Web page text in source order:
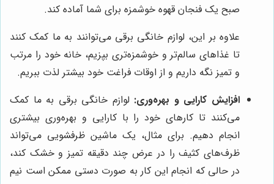
صبح یک فنجان قهوه خوشمزه برای شما آماده کند.
علاوه بر این، لوازم خانگی برقی می‌توانند به ما کمک کنند
تا غذاهای سالم‌تر و خوشمزه‌تری بپزیم، خانه خود را مرتب
و تمیز نگه داریم و از اوقات فراغت خود بیشتر لذت ببریم.
افزایش کارایی و بهره‌وری: لوازم خانگی برقی به ما کمک
می‌کنند تا کارهای خود را با کارایی و بهره‌وری بیشتری
انجام دهیم. برای مثال، یک ماشین ظرفشویی می‌تواند
ظرف‌های کثیف را در عرض چند دقیقه تمیز و خشک کند،
در حالی که انجام این کار به صورت دستی ممکن است نیم